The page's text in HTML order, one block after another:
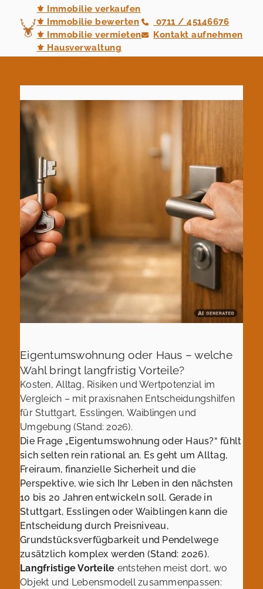
⚜ Immobilie verkaufen
⚜ Immobilie bewerten
⚜ Immobilie vermieten
⚜ Hausverwaltung
0711 / 45146676
Kontakt aufnehmen
Eigentumswohnung oder Haus – welche
Wahl bringt langfristig Vorteile?
Kosten, Alltag, Risiken und Wertpotenzial im
Vergleich – mit praxisnahen Entscheidungshilfen
für Stuttgart, Esslingen, Waiblingen und
Umgebung (Stand: 2026).
Die Frage „Eigentumswohnung oder Haus?“ fühlt
sich selten rein rational an. Es geht um Alltag,
Freiraum, finanzielle Sicherheit und die
Perspektive, wie sich Ihr Leben in den nächsten
10 bis 20 Jahren entwickeln soll. Gerade in
Stuttgart, Esslingen oder Waiblingen kann die
Entscheidung durch Preisniveau,
Grundstücksverfügbarkeit und Pendelwege
zusätzlich komplex werden (Stand: 2026).
Langfristige Vorteile entstehen meist dort, wo
Objekt und Lebensmodell zusammenpassen: